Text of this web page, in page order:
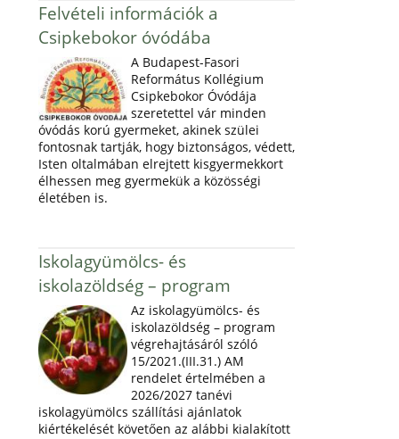
Felvételi információk a
Csipkebokor óvódába
A Budapest-Fasori
Református Kollégium
Csipkebokor Óvódája
szeretettel vár minden
óvódás korú gyermeket, akinek szülei
fontosnak tartják, hogy biztonságos, védett,
Isten oltalmában elrejtett kisgyermekkort
élhessen meg gyermekük a közösségi
életében is.
Iskolagyümölcs- és
iskolazöldség – program
Az iskolagyümölcs- és
iskolazöldség – program
végrehajtásáról szóló
15/2021.(III.31.) AM
rendelet értelmében a
2026/2027 tanévi
iskolagyümölcs szállítási ajánlatok
kiértékelését követően az alábbi kialakított